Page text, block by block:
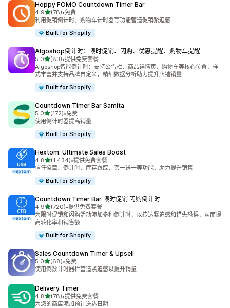
Hoppy FOMO Countdown Timer Bar
4.9星（满分 5 星）
(78)
总共 78 条评论
•免费
利用促销倒计时、购物车计时器等功能营造促销紧迫感
Built for Shopify
Algoshop倒计时：限时促销、闪购、优惠提醒、购物车提醒
5.0星（满分 5 星）
(83)
总共 83 条评论
•提供免费套餐
Algoshop智能倒计时：支持公告栏、商品详情页、购物车等核心位置，样
式丰富并支持品牌自定义，精细数据分析助力提升店铺销量
Built for Shopify
Countdown Timer Bar Samita
5.0星（满分 5 星）
(172)
总共 172 条评论
•免费
使用倒计时器提高销量
Built for Shopify
Hextom: Ultimate Sales Boost
4.8星（满分 5 星）
(1,434)
总共 1434 条评论
•提供免费套餐
信任徽章、倒计时、库存跟踪、买一送一等功能，助力提升销售
Built for Shopify
Countdown Timer Bar 限时促销 闪购倒计时
4.9星（满分 5 星）
(720)
总共 720 条评论
•提供免费套餐
为限时促销和闪购活动添加多种倒计时，以传达紧迫感和错失恐惧，从而提
高转化率和销售额
Built for Shopify
Sales Countdown Timer & Upsell
5.0星（满分 5 星）
(68)
总共 68 条评论
•免费
使用倒数计时器栏营造紧迫感以提升销量
Delivery Timer
4.8星（满分 5 星）
(78)
总共 78 条评论
•提供免费套餐
为您的商店添加预计送达日期